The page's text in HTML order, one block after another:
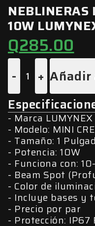
NEBLINERAS
10W
Q285.00
- +
Marca LUMYNEX
Modelo: MINI
Tamaño: 1
Potencia: 10W
Funciona con:
Beam Spot
Color de
Incluye bases y
Precio por par
Protección: